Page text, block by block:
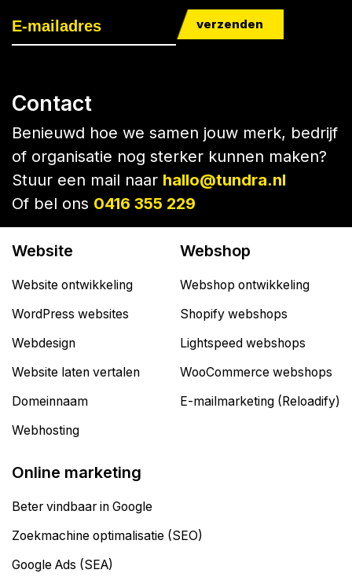
verzenden
Contact
Benieuwd hoe we samen jouw merk, bedrijf
of organisatie nog sterker kunnen maken?
Stuur een mail naar hallo@tundra.nl
Of bel ons 0416 355 229
Website
Website ontwikkeling
WordPress websites
Webdesign
Website laten vertalen
Domeinnaam
Webhosting
Webshop
Webshop ontwikkeling
Shopify webshops
Lightspeed webshops
WooCommerce webshops
E-mailmarketing (Reloadify)
Online marketing
Beter vindbaar in Google
Zoekmachine optimalisatie (SEO)
Google Ads (SEA)